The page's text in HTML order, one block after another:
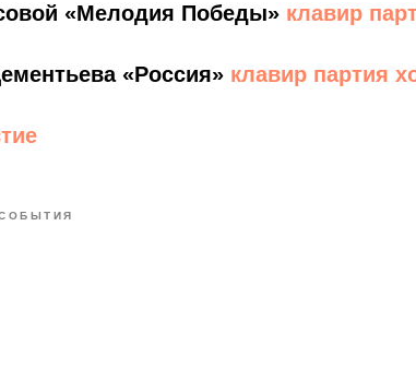
«Мелодия Победы» клавир
«Россия» клавир партия